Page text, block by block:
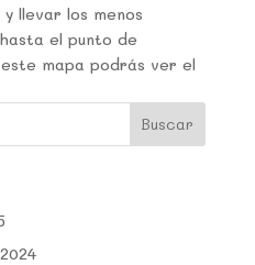
llevar los menos
el punto de
mapa podrás ver el